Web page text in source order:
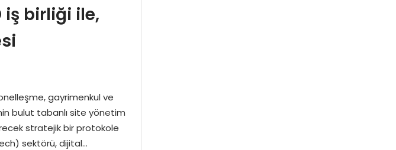
iş birliği ile,
gayrimenkul ve
bulut tabanlı site yönetim
stratejik bir protokole
sektörü, dijital…